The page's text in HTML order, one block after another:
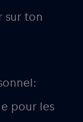
sur ton
:
pour les